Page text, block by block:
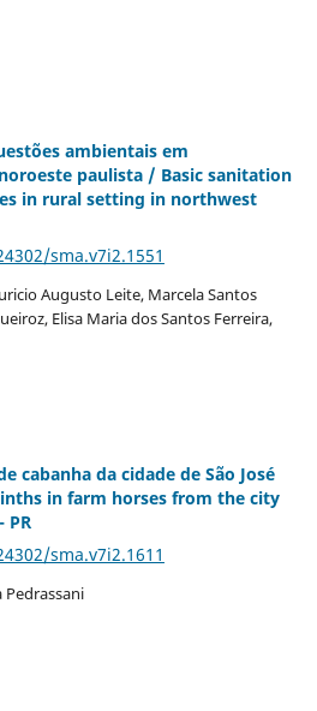
ambientais em
paulista / Basic sanitation
in rural setting in northwest
sma.v7i2.1551
Augusto Leite, Marcela Santos
Elisa Maria dos Santos Ferreira,
cabanha da cidade de São José
in farm horses from the city
PR
sma.v7i2.1611
Pedrassani